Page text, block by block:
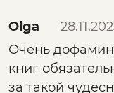
активной
Южной
объединены
Ричарда
Olga
Очень
книг
за такой